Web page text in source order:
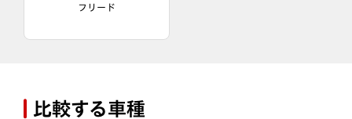
フリード
比較する車種